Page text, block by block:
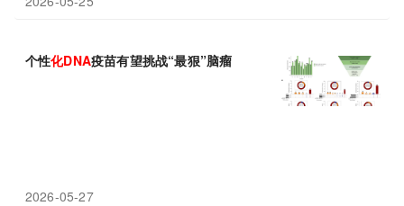
个性化DNA疫苗有望挑战“最狠”脑瘤
2026-05-27